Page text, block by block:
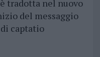
tradotta nel nuovo
del messaggio
captatio